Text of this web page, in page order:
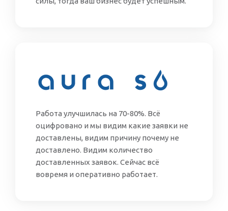
Работа улучшилась на 70-80%. Всё
оцифровано и мы видим какие заявки не
доставлены, видим причину почему не
доставлено. Видим количество
доставленных заявок. Сейчас всё
вовремя и оперативно работает.